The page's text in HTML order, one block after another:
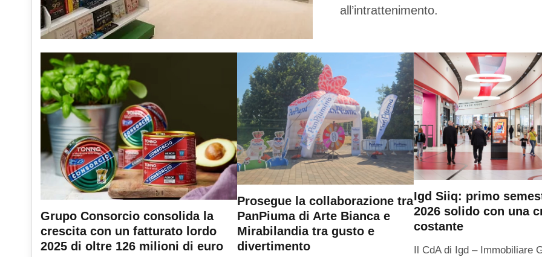
all’intrattenimento.
Grupo Consorcio consolida la
crescita con un fatturato lordo
2025 di oltre 126 milioni di euro
Prosegue la collaborazione tra
PanPiuma di Arte Bianca e
Mirabilandia tra gusto e
divertimento
Igd Siiq: primo
2026 solido con una
costante
Il CdA di Igd – Immobiliare